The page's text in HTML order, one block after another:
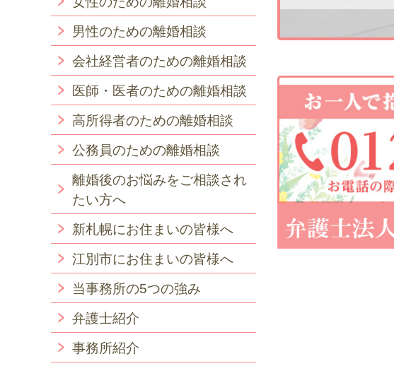
男性のための離婚相談
会社経営者のための離婚相談
医師・医者のための離婚相談
高所得者のための離婚相談
公務員のための離婚相談
離婚後のお悩みをご相談され
たい方へ
新札幌にお住まいの皆様へ
江別市にお住まいの皆様へ
当事務所の5つの強み
弁護士紹介
事務所紹介